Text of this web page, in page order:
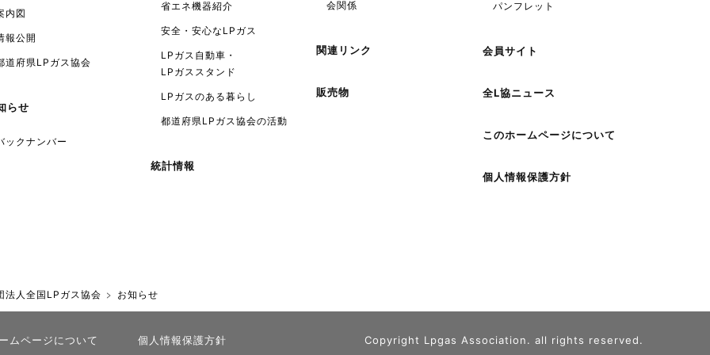
法人全国LPガス協会 お知らせ
内図
報公開
道府県LPガス協会
らせ
ックナンバー
省エネ機器紹介
安全・安心なLPガス
LPガス自動車・
LPガススタンド
LPガスのある暮らし
都道府県LPガス協会の活動
統計情報
会関係
関連リンク
販売物
パンフレット
会員サイト
全L協ニュース
このホームページについて
個人情報保護方針
ムページについて 個人情報保護方針 Copyright Lpgas Association. all rights reserved.